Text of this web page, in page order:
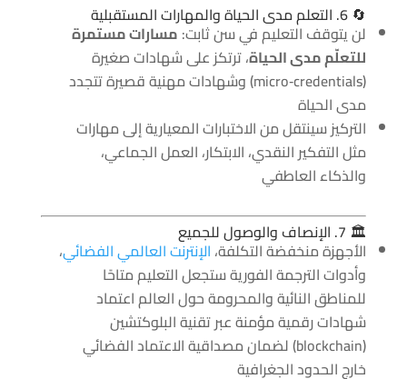
🔄 6. التعلم مدى الحياة والمهارات المستقبلية
لن يتوقف التعليم في سن ثابت: مسارات مستمرة
للتعلّم مدى الحياة، ترتكز على شهادات صغيرة
(micro‑credentials) وشهادات مهنية قصيرة تتجدد
مدى الحياة
التركيز سينتقل من الاختبارات المعيارية إلى مهارات
مثل التفكير النقدي، الابتكار، العمل الجماعي،
والذكاء العاطفي
🏛️ 7. الإنصاف والوصول للجميع
الأجهزة منخفضة التكلفة، الإنترنت العالمي الفضائي،
وأدوات الترجمة الفورية ستجعل التعليم متاحًا
للمناطق النائية والمحرومة حول العالم اعتماد
شهادات رقمية مؤمنة عبر تقنية البلوكتشين
(blockchain) لضمان مصداقية الاعتماد الفضائي
خارج الحدود الجغرافية